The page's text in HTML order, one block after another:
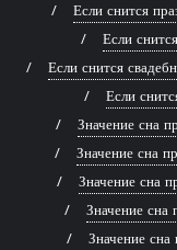
Если снится
Если
Если снится
Если
Значение сна
Значение сна
Значение сна
Значение сна
Значение сна